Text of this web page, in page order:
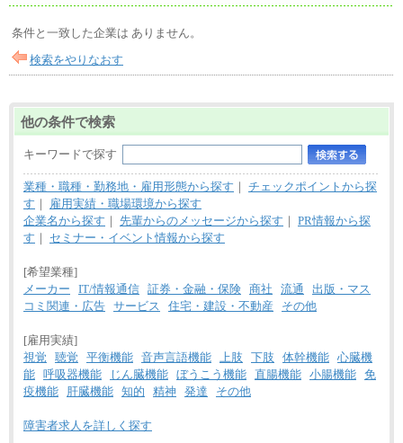
条件と一致した企業は ありません。
検索をやりなおす
他の条件で検索
キーワードで探す
業種・職種・勤務地・雇用形態から探す ｜ チェックポイントから探
す ｜
雇用実績・職場環境から探す
企業名から探す ｜ 先輩からのメッセージから探す ｜ PR情報から探
す ｜ セミナー・イベント情報から探す
[希望業種]
メーカー
IT/情報通信 証券・金融・保険 商社 流通
出版・マス
コミ関連・広告 サービス 住宅・建設・不動産 その他
[雇用実績]
視覚
聴覚 平衡機能 音声言語機能 上肢 下肢 体幹機能 心臓機
能 呼吸器機能 じん臓機能 ぼうこう機能 直腸機能 小腸機能 免
疫機能
肝臓機能 知的 精神 発達 その他
障害者求人を詳しく探す